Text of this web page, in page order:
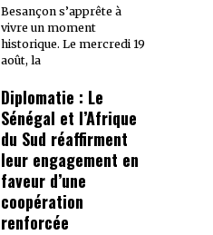
Besançon s’apprête à
vivre un moment
historique. Le mercredi 19
août, la
Diplomatie : Le
Sénégal et l’Afrique
du Sud réaffirment
leur engagement en
faveur d’une
coopération
renforcée